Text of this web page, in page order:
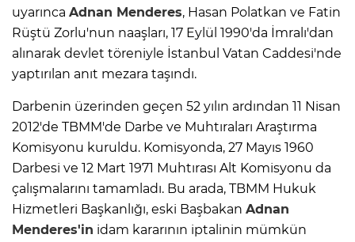
uyarınca Adnan Menderes, Hasan Polatkan ve Fatin
Rüştü Zorlu'nun naaşları, 17 Eylül 1990'da İmralı'dan
alınarak devlet töreniyle İstanbul Vatan Caddesi'nde
yaptırılan anıt mezara taşındı.
Darbenin üzerinden geçen 52 yılın ardından 11 Nisan
2012'de TBMM'de Darbe ve Muhtıraları Araştırma
Komisyonu kuruldu. Komisyonda, 27 Mayıs 1960
Darbesi ve 12 Mart 1971 Muhtırası Alt Komisyonu da
çalışmalarını tamamladı. Bu arada, TBMM Hukuk
Hizmetleri Başkanlığı, eski Başbakan Adnan
Menderes'in idam kararının iptalinin mümkün